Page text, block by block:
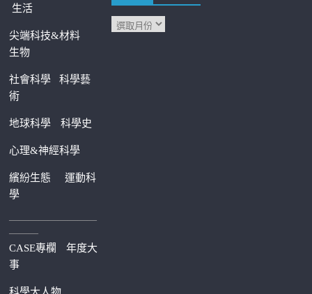
生活
尖端科技&材料
生物
社會科學科學藝
術
地球科學 科學史
心理&神經科學
繽紛生態運動科
學
—————————
———
CASE專欄
年度大
事